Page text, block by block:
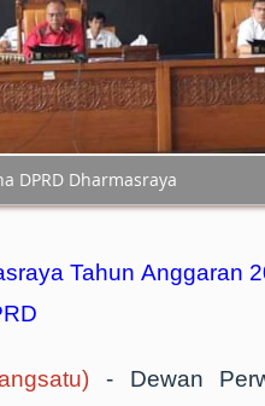
DPRD Dharmasraya
Tahun Anggaran
- Dewan